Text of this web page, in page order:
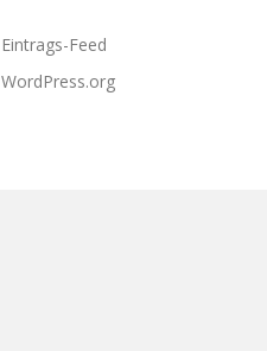
Eintrags-Feed
WordPress.org